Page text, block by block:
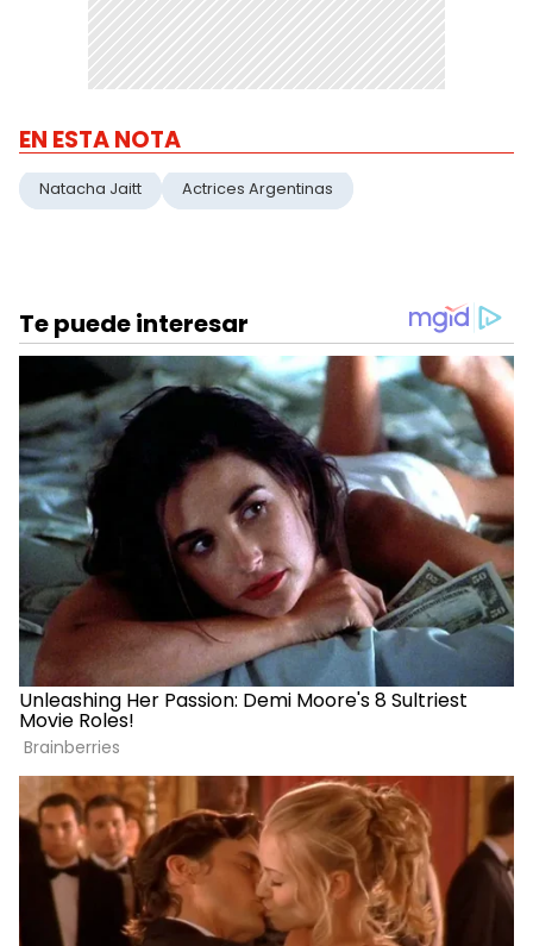
EN ESTA NOTA
Natacha Jaitt Actrices Argentinas